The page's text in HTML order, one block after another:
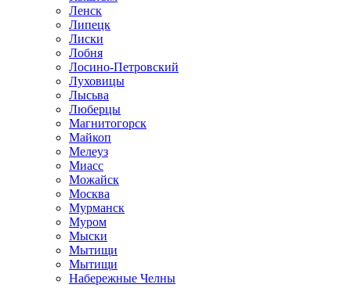
Ленск
Липецк
Лиски
Лобня
Лосино-Петровский
Луховицы
Лысьва
Люберцы
Магнитогорск
Майкоп
Мелеуз
Миасс
Можайск
Москва
Мурманск
Муром
Мыски
Мытищи
Мытищи
Набережные Челны